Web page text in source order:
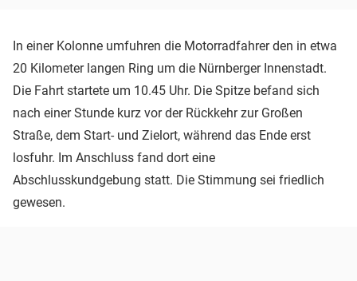
In einer Kolonne umfuhren die Motorradfahrer den in etwa
20 Kilometer langen Ring um die Nürnberger Innenstadt.
Die Fahrt startete um 10.45 Uhr. Die Spitze befand sich
nach einer Stunde kurz vor der Rückkehr zur Großen
Straße, dem Start- und Zielort, während das Ende erst
losfuhr. Im Anschluss fand dort eine
Abschlusskundgebung statt. Die Stimmung sei friedlich
gewesen.